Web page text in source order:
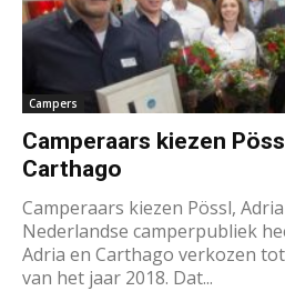
Campers
Camperaars kiezen
Carthago
Camperaars kiezen Pössl,
Nederlandse camperpubliek
Adria en Carthago verkozen
van het jaar 2018. Dat...